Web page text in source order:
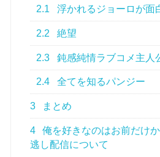
2.1 浮かれるジョーロが面
2.2 絶望
2.3 鈍感純情ラブコメ主人
2.4 全てを知るパンジー
3 まとめ
4
俺を好きなのはお前だけ
逃し配信について